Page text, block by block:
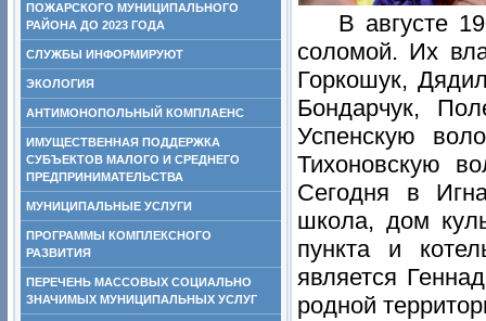
ПОЖАРСКОГО МУНИЦИПАЛЬНОГО
РАЙОНА ДО 2023 ГОДА
СЛУЖБЫ ИНФОРМИРУЮТ
ЭКОЛОГИЯ
АНТИМОНОПОЛЬНЫЙ КОМПЛАЕНС
ИМУЩЕСТВЕННАЯ ПОДДЕРЖКА
СУБЪЕКТОВ МАЛОГО И СРЕДНЕГО
ПРЕДПРИНИМАТЕЛЬСТВА
МУНИЦИПАЛЬНЫЕ УСЛУГИ
ПРОГРАММЫ КОМПЛЕКСНОГО
РАЗВИТИЯ
ПЕРЕЧЕНЬ МАССОВЫХ СОЦИАЛЬНО
ЗНАЧИМЫХ МУНИЦИПАЛЬНЫХ УСЛУГ
В августе
соломой. Их
Горкошук,
Бондарчук,
Успенскую
Тихоновскую
Сегодня в
школа, дом
пункта и
является
родной